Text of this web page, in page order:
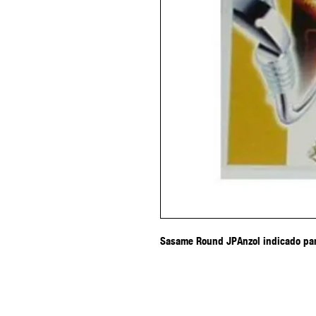
Sasame Round JPAnzol indicado